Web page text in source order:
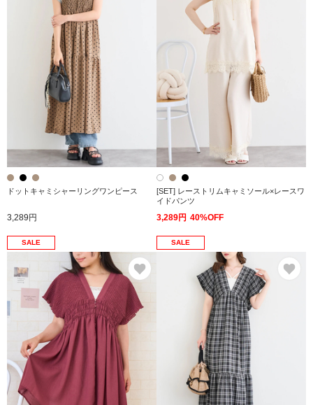
ドットキャミシャーリングワンピース
3,289円
[SET] レーストリムキャミソール×レースワ
イドパンツ
3,289円 40%OFF
SALE SALE